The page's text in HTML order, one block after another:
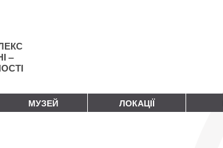
–
МУЗЕЙ ЛОКАЦІЇ